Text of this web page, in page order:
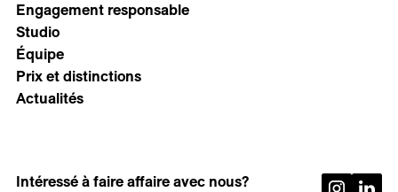
Engagement responsable
Studio
Équipe
Prix et distinctions
Actualités
Intéressé à faire affaire avec nous?